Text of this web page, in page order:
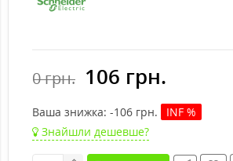
0 грн. 106 грн.
Ваша знижка: -106 грн.
INF %
Знайшли дешевше?